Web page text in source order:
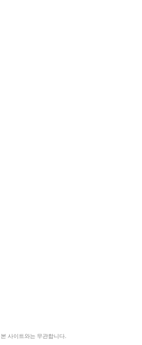
사이트와는 무관합니다.